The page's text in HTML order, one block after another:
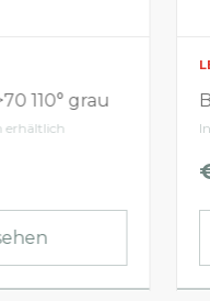
110° grau
erhältlich